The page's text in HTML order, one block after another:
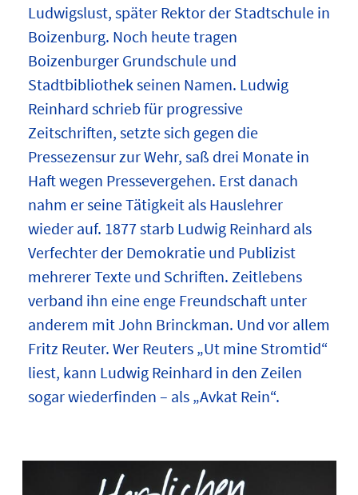
Ludwigslust, später Rektor der Stadtschule in
Boizenburg. Noch heute tragen
Boizenburger Grundschule und
Stadtbibliothek seinen Namen. Ludwig
Reinhard schrieb für progressive
Zeitschriften, setzte sich gegen die
Pressezensur zur Wehr, saß drei Monate in
Haft wegen Pressevergehen. Erst danach
nahm er seine Tätigkeit als Hauslehrer
wieder auf. 1877 starb Ludwig Reinhard als
Verfechter der Demokratie und Publizist
mehrerer Texte und Schriften. Zeitlebens
verband ihn eine enge Freundschaft unter
anderem mit John Brinckman. Und vor allem
Fritz Reuter. Wer Reuters „Ut mine Stromtid“
liest, kann Ludwig Reinhard in den Zeilen
sogar wiederfinden – als „Avkat Rein“.